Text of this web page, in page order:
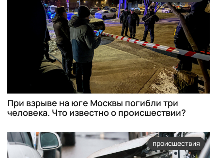
При взрыве на юге Москвы погибли три
человека. Что известно о происшествии?
происшествия